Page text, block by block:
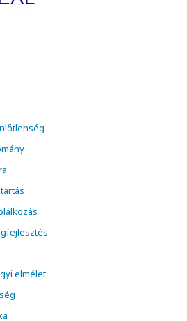
elmélet